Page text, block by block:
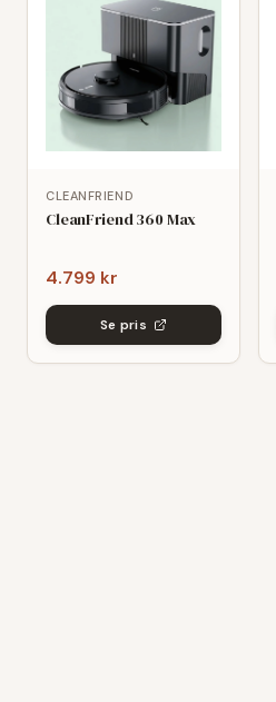
CLEANFRIEND
CleanFriend 360 Max
4.799 kr
Se pris